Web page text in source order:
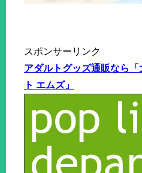
スポンサーリンク
アダルトグッズ通販なら
ト エムズ」